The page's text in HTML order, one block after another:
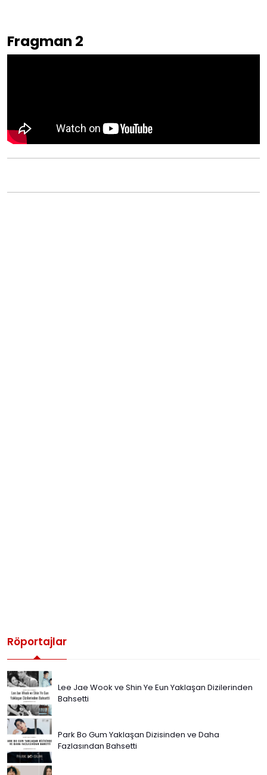
Fragman 2
Röportajlar
Lee Jae Wook ve Shin Ye Eun Yaklaşan Dizilerinden
Bahsetti
Park Bo Gum Yaklaşan Dizisinden ve Daha
Fazlasından Bahsetti